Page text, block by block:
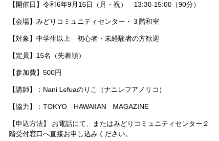
【開催日】令和6年9月16日（月・祝） 13:30-15:00（90分）
【会場】みどりコミュニティセンター・３階和室
【対象】中学生以上 初心者・未経験者の方歓迎
【定員】15名（先着順）
【参加費】500円
【講師】：Nani Lefuaのりこ（ナニレフアノリコ）
【協力】：TOKYO HAWAIIAN MAGAZINE
【申込方法】 お電話にて、またはみどりコミュニティセンター２
階受付窓口へ直接お申し込みください。